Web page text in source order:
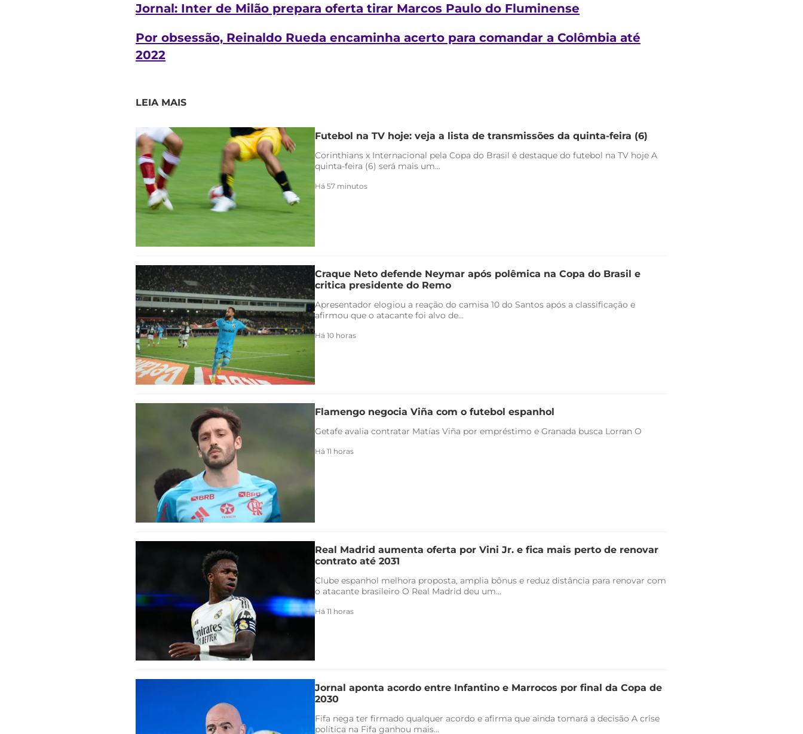
Jornal: Inter de Milão prepara oferta tirar Marcos Paulo do Fluminense
Por obsessão, Reinaldo Rueda encaminha acerto para comandar a Colômbia até
2022
LEIA MAIS
Futebol na TV hoje: veja a lista de transmissões da quinta-feira (6)
Corinthians x Internacional pela Copa do Brasil é destaque do futebol na TV hoje A
quinta-feira (6) será mais um...
Há 57 minutos
Craque Neto defende Neymar após polêmica na Copa do Brasil e
critica presidente do Remo
Apresentador elogiou a reação do camisa 10 do Santos após a classificação e
afirmou que o atacante foi alvo de...
Há 10 horas
Flamengo negocia Viña com o futebol espanhol
Getafe avalia contratar Matías Viña por empréstimo e Granada busca Lorran O
Há 11 horas
Real Madrid aumenta oferta por Vini Jr. e fica mais perto de renovar
contrato até 2031
Clube espanhol melhora proposta, amplia bônus e reduz distância para renovar com
o atacante brasileiro O Real Madrid deu um...
Há 11 horas
Jornal aponta acordo entre Infantino e Marrocos por final da Copa de
2030
Fifa nega ter firmado qualquer acordo e afirma que ainda tomará a decisão A crise
política na Fifa ganhou mais...